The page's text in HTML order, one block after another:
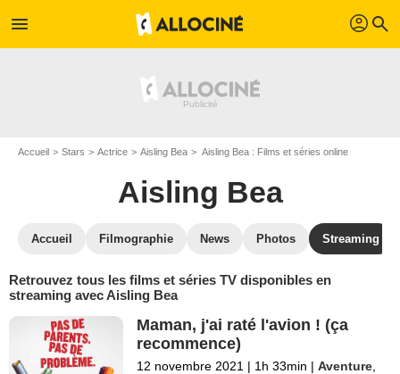
menu profil search
Accueil Stars Actrice Aisling Bea Aisling Bea : Films et séries online
Aisling Bea
Accueil Filmographie News Photos Streaming
Retrouvez tous les films et séries TV disponibles en
streaming avec Aisling Bea
Maman, j'ai raté l'avion ! (ça
recommence)
12 novembre 2021 | 1h 33min | Aventure